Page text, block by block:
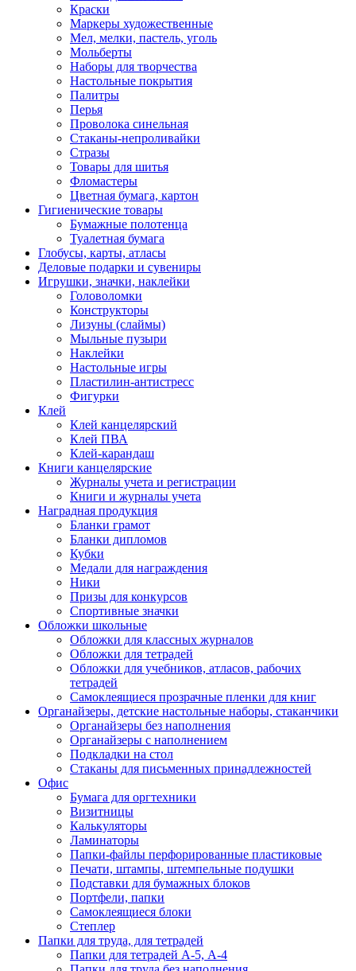
Краски
Маркеры художественные
Мел, мелки, пастель, уголь
Мольберты
Наборы для творчества
Настольные покрытия
Палитры
Перья
Проволока синельная
Стаканы-непроливайки
Стразы
Товары для шитья
Фломастеры
Цветная бумага, картон
Гигиенические товары
Бумажные полотенца
Туалетная бумага
Глобусы, карты, атласы
Деловые подарки и сувениры
Игрушки, значки, наклейки
Головоломки
Конструкторы
Лизуны (слаймы)
Мыльные пузыри
Наклейки
Настольные игры
Пластилин-антистресс
Фигурки
Клей
Клей канцелярский
Клей ПВА
Клей-карандаш
Книги канцелярские
Журналы учета и регистрации
Книги и журналы учета
Наградная продукция
Бланки грамот
Бланки дипломов
Кубки
Медали для награждения
Ники
Призы для конкурсов
Спортивные значки
Обложки школьные
Обложки для классных журналов
Обложки для тетрадей
Обложки для учебников, атласов, рабочих
тетрадей
Самоклеящиеся прозрачные пленки для книг
Органайзеры, детские настольные наборы, стаканчики
Органайзеры без наполнения
Органайзеры с наполнением
Подкладки на стол
Стаканы для письменных принадлежностей
Офис
Бумага для оргтехники
Визитницы
Калькуляторы
Ламинаторы
Папки-файлы перфорированные пластиковые
Печати, штампы, штемпельные подушки
Подставки для бумажных блоков
Портфели, папки
Самоклеящиеся блоки
Степлер
Папки для труда, для тетрадей
Папки для тетрадей А-5, А-4